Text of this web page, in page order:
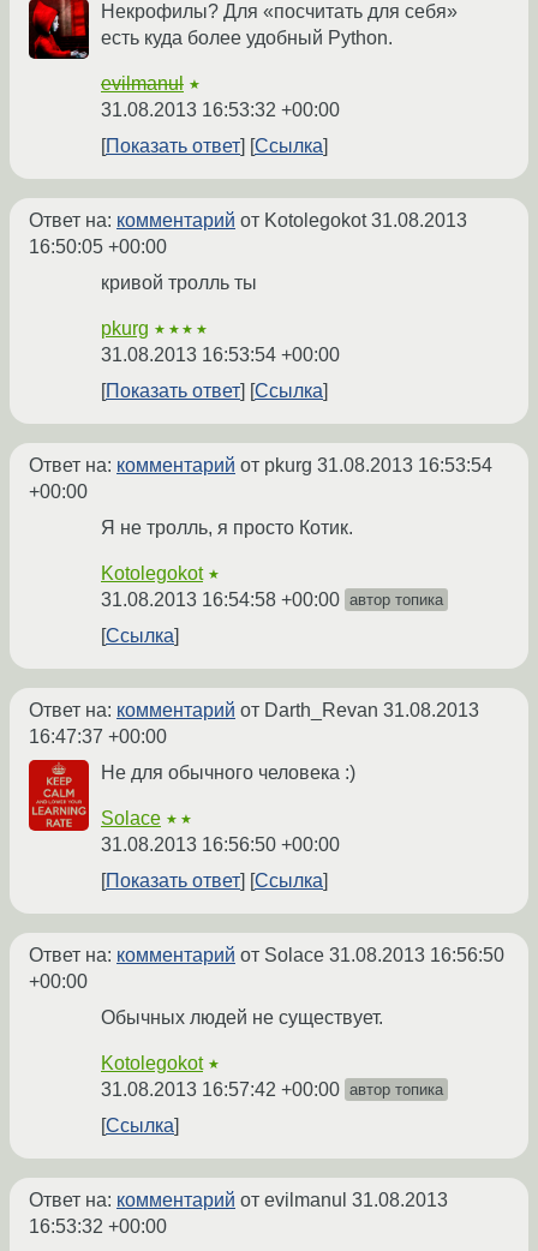
Некрофилы? Для «посчитать для себя»
есть куда более удобный Python.
evilmanul ★
31.08.2013 16:53:32 +00:00
Показать ответ
Ссылка
Ответ на: комментарий от Kotolegokot31.08.2013
16:50:05 +00:00
кривой тролль ты
pkurg ★★★★
31.08.2013 16:53:54 +00:00
Показать ответ
Ссылка
Ответ на: комментарий от pkurg 31.08.2013 16:53:54
+00:00
Я не тролль, я просто Котик.
Kotolegokot ★
31.08.2013 16:54:58 +00:00 автор топика
Ссылка
Ответ на: комментарий от Darth_Revan 31.08.2013
16:47:37 +00:00
Не для обычного человека :)
Solace ★★
31.08.2013 16:56:50 +00:00
Показать ответ
Ссылка
Ответ на: комментарий от Solace 31.08.2013 16:56:50
+00:00
Обычных людей не существует.
Kotolegokot ★
31.08.2013 16:57:42 +00:00 автор топика
Ссылка
Ответ на: комментарий от evilmanul 31.08.2013
16:53:32 +00:00